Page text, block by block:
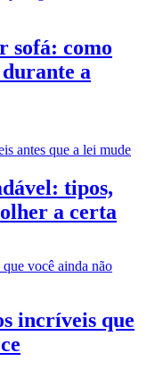
sofá: como
a
tipos,
a certa
incríveis que